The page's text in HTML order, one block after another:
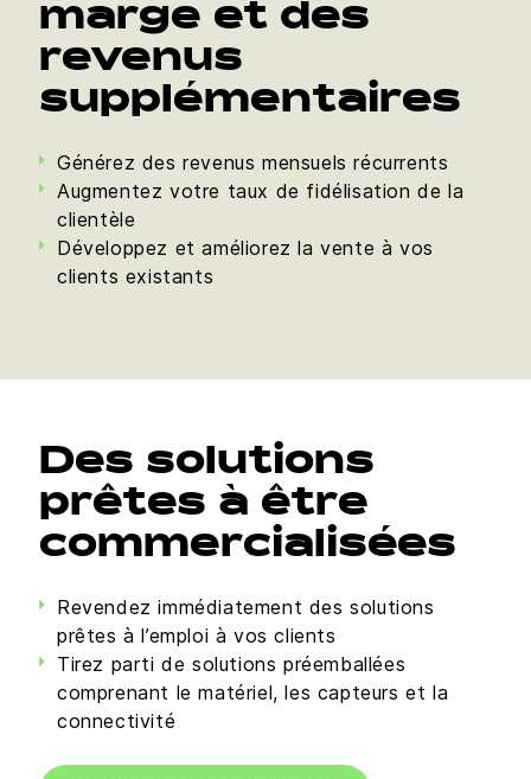
marge et des
revenus
supplémentaires
Générez des revenus mensuels récurrents
Augmentez votre taux de fidélisation de la
clientèle
Développez et améliorez la vente à vos
clients existants
Des solutions
prêtes à être
commercialisées
Revendez immédiatement des solutions
prêtes à l’emploi à vos clients
Tirez parti de solutions préemballées
comprenant le matériel, les capteurs et la
connectivité